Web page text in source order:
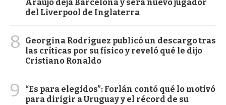
Araujo deja Barcelona y será nuevo jugador
del Liverpool de Inglaterra
8
Georgina Rodríguez publicó un descargo tras
las críticas por su físico y reveló qué le dijo
Cristiano Ronaldo
9
“Es para elegidos”: Forlán contó qué lo motivó
para dirigir a Uruguay y el récord de su